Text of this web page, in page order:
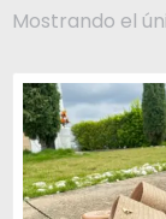
Mostrando el